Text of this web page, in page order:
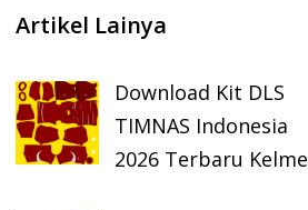
Artikel Lainya
Download Kit DLS
TIMNAS Indonesia
2026 Terbaru Kelme